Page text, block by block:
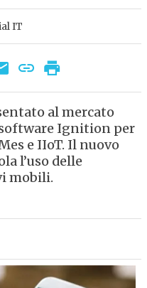
IT
al mercato
Ignition per
e IIoT. Il nuovo
l’uso delle
mobili.